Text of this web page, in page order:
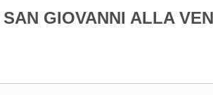
GIOVANNI ALLA